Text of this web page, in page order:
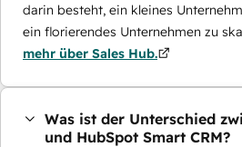
darin besteht, ein kleines
ein florierendes Unternehmen zu
mehr über Sales Hub.
Was ist der Unterschied
und HubSpot Smart CRM?